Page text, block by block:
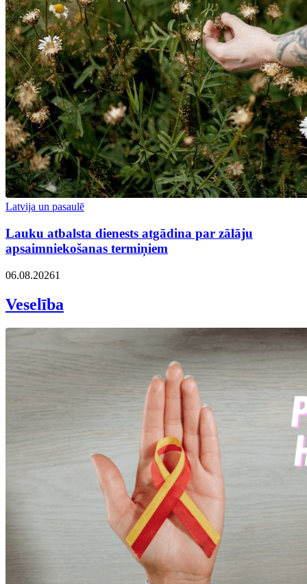
Latvija un pasaulē
Lauku atbalsta dienests atgādina par zālāju
apsaimniekošanas termiņiem
06.08.20261
Veselība